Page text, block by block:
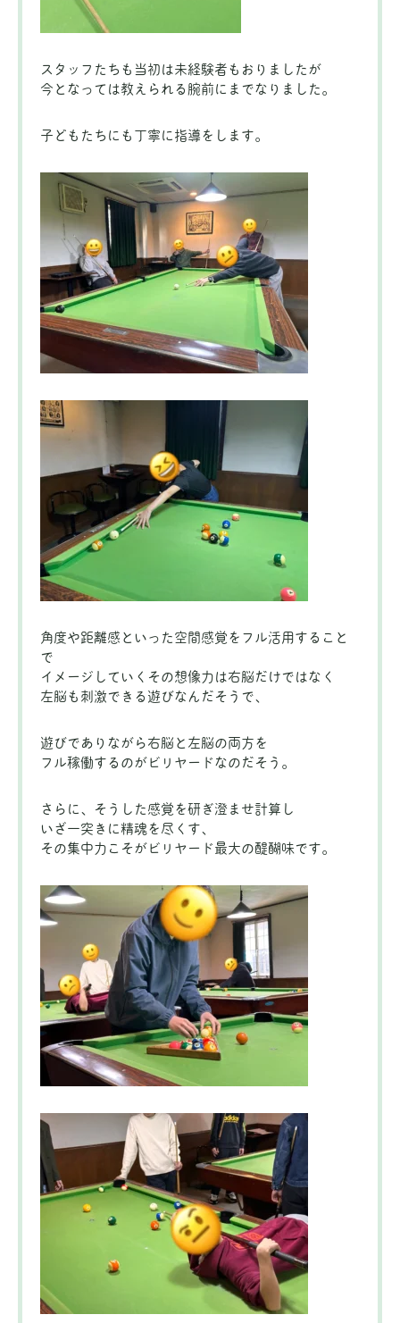
スタッフたちも当初は未経験者もおりましたが
今となっては教えられる腕前にまでなりました。
子どもたちにも丁寧に指導をします。
角度や距離感といった空間感覚をフル活用すること
で
イメージしていくその想像力は右脳だけではなく
左脳も刺激できる遊びなんだそうで、
遊びでありながら右脳と左脳の両方を
フル稼働するのがビリヤードなのだそう。
さらに、そうした感覚を研ぎ澄ませ計算し
いざ一突きに精魂を尽くす、
その集中力こそがビリヤード最大の醍醐味です。